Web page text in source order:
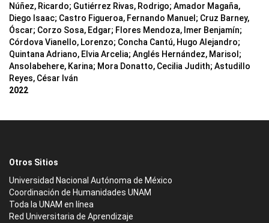
Núñez, Ricardo; Gutiérrez Rivas, Rodrigo; Amador Magaña,
Diego Isaac; Castro Figueroa, Fernando Manuel ; Cruz Barney,
Óscar; Corzo Sosa, Edgar; Flores Mendoza, Imer Benjamín;
Córdova Vianello, Lorenzo; Concha Cantú, Hugo Alejandro;
Quintana Adriano, Elvia Arcelia; Anglés Hernández, Marisol ;
Ansolabehere, Karina; Mora Donatto, Cecilia Judith; Astudillo
Reyes, César Iván
2022
Otros Sitios
Universidad Nacional Autónoma de México
Coordinación de Humanidades UNAM
Toda la UNAM en línea
Red Universitaria de Aprendizaje